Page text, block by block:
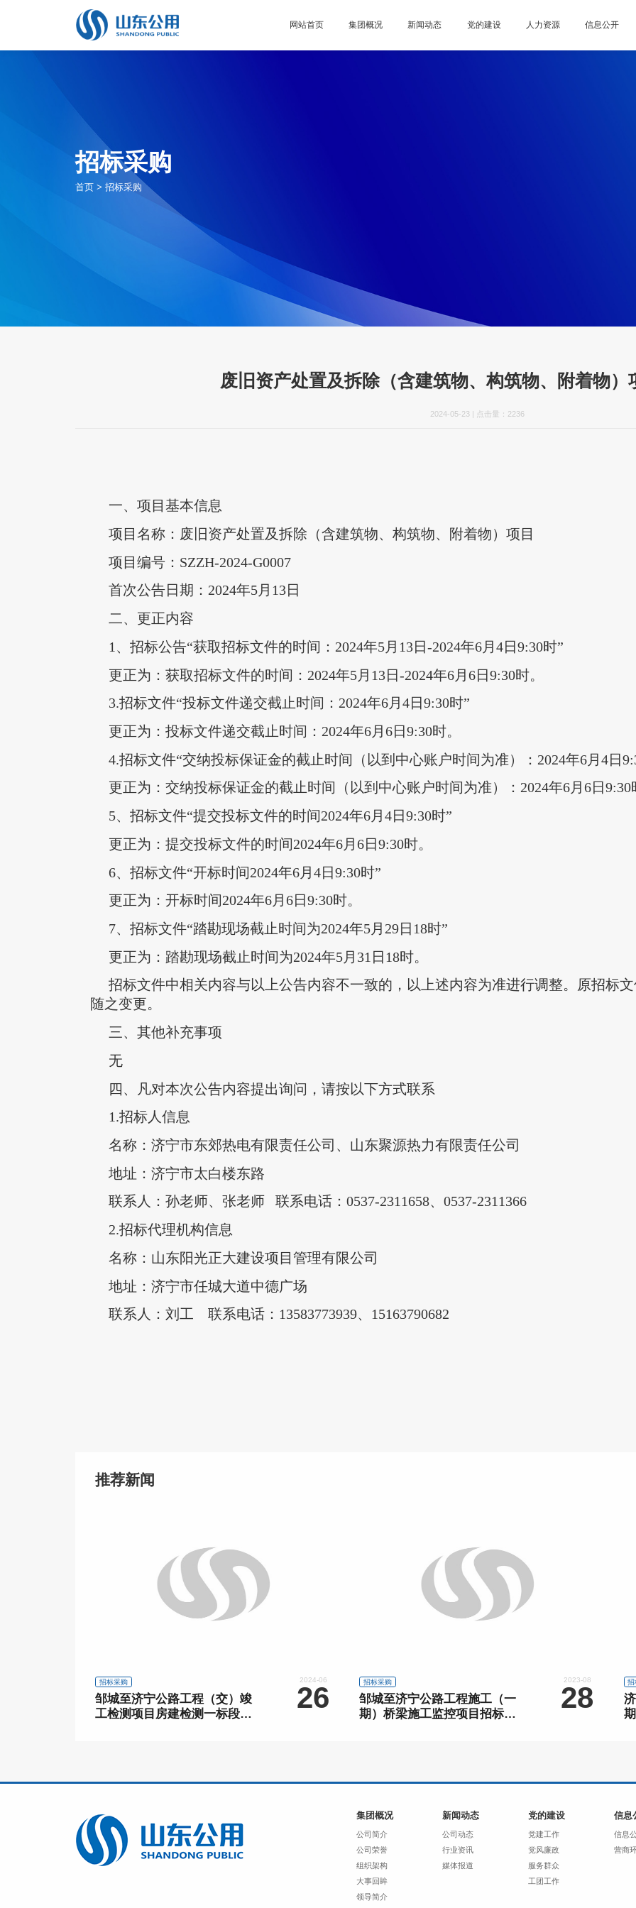
网站首页 集团概况 新闻动态 党的建设 人力资源 信息公开
招标采购
首页 >招标采购
废旧资产处置及拆除（含建筑物、构筑物、附着物）
2024-05-23 | 点击量： 2236
一、项目基本信息
项目名称：废旧资产处置及拆除（含建筑物、构筑物、附着物）项目
项目编号：SZZH-2024-G0007
首次公告日期：2024年5月13日
二、更正内容
1、招标公告“获取招标文件的时间：2024年5月13日-2024年6月4日9:30时”
更正为：获取招标文件的时间：2024年5月13日-2024年6月6日9:30时。
3.招标文件“投标文件递交截止时间：2024年6月4日9:30时”
更正为：投标文件递交截止时间：2024年6月6日9:30时。
4.招标文件“交纳投标保证金的截止时间（以到中心账户时间为准）：2024年6月4日
更正为：交纳投标保证金的截止时间（以到中心账户时间为准）：2024年6月6日9:30
5、招标文件“提交投标文件的时间2024年6月4日9:30时”
更正为：提交投标文件的时间2024年6月6日9:30时。
6、招标文件“开标时间2024年6月4日9:30时”
更正为：开标时间2024年6月6日9:30时。
7、招标文件“踏勘现场截止时间为2024年5月29日18时”
更正为：踏勘现场截止时间为2024年5月31日18时。
招标文件中相关内容与以上公告内容不一致的，以上述内容为准进行调整。原招标
随之变更。
三、其他补充事项
无
四、凡对本次公告内容提出询问，请按以下方式联系
1.招标人信息
名称：济宁市东郊热电有限责任公司、山东聚源热力有限责任公司
地址：济宁市太白楼东路
联系人：孙老师、张老师 联系电话：0537-2311658、0537-2311366
2.招标代理机构信息
名称：山东阳光正大建设项目管理有限公司
地址：济宁市任城大道中德广场
联系人：刘工 联系电话：13583773939、15163790682
推荐新闻
招标采购
邹城至济宁公路工程（交）竣
工检测项目房建检测一标段中
2024-06
26 招标采购
邹城至济宁公路工程施工（一
期）桥梁施工监控项目招标公
2023-08
28 招
集团概况
公司简介
公司荣誉
组织架构
大事回眸
领导简介
新闻动态
公司动态
行业资讯
媒体报道
党的建设
党建工作
党风廉政
服务群众
工团工作
信息
信息
营商